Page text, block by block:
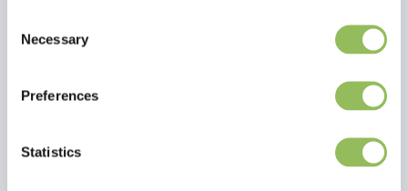
Selection
Necessary
Preferences
Statistics
Recensioni